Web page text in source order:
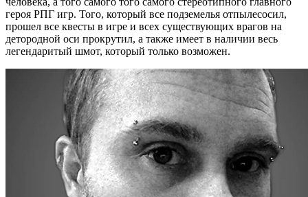
героя РПГ игр. Того, который все подземелья отпылесосил,
прошел все квесты в игре и всех существующих врагов на
детородной оси прокрутил, а также имеет в наличии весь
легендаритый шмот, который только возможен.